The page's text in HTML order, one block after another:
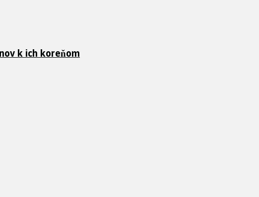
k ich koreňom